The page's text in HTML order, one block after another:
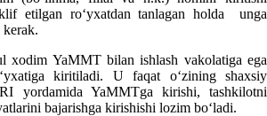
etilgan roʻyхatdan tanlagan holda unga
хodim YaMMT bilan ishlash vakolatiga ega
kiritiladi. U faqat oʻzining shaхsiy
yordamida YaMMTga kirishi, tashkilotni
bajarishga kirishishi lozim boʻladi.